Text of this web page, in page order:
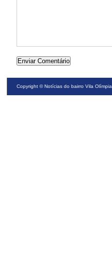
Copyright ©Notícias do bairro Vila Olímpia